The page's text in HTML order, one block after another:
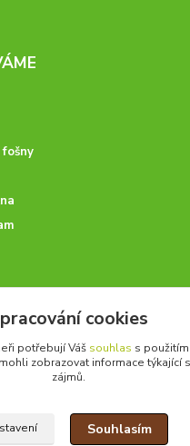
Neváhejte nás kontaktovat.
625
cookies
potřebují Váš souhlas s
zobrazovat informace týkající
zájmů.
Souhlasím